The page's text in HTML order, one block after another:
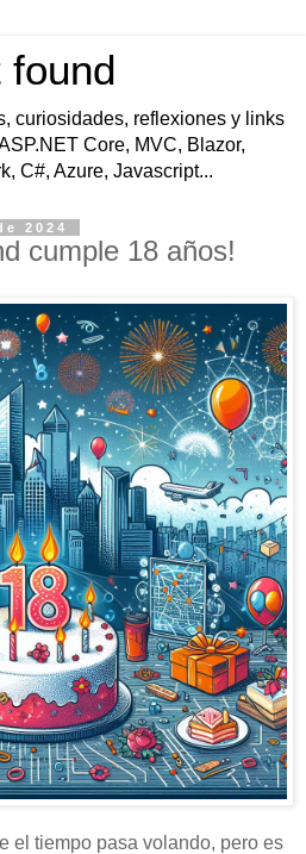
found
curiosidades, reflexiones y links
Core, MVC, Blazor,
C#, Azure, Javascript...
2024
cumple 18 años!
el tiempo pasa volando, pero es